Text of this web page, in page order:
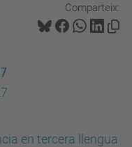
Comparteix:
en tercera llengua